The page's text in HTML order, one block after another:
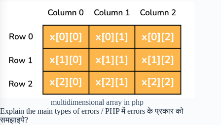
multidimensional array in php
Explain the main types of errors / PHP में errors के प्रकार को
समझाइये?